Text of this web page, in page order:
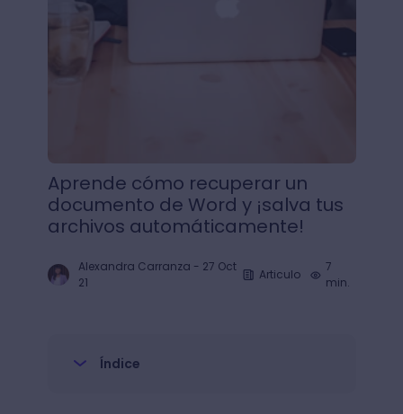
Aprende cómo recuperar un
documento de Word y ¡salva tus
archivos automáticamente!
Alexandra Carranza - 27 Oct
21
Articulo
7
min.
Índice